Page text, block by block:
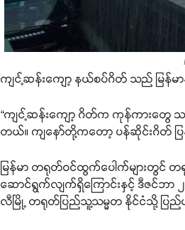
ကျင့်ဆန်းကျော့ နယ်စပ်ဂိတ် သည် မြန်
“ကျင့်ဆန်းကျော့ ဂိတ်က ကုန်ကားတွေ
တယ်။ ကျနော်တို့ကတော့ ပန်ဆိုင်းဂိတ် ပြ
မြန်မာ တရုတ်ဝင်ထွက်ပေါက်များတွင်
ဆောင်ရွက်လျက်ရှိကြောင်းနှင့် ဒီဇင်ဘာ
လီမြို့ တရုတ်ပြည်သူ့သမ္မတ နိုင်ငံသို့ ပြည်ပ